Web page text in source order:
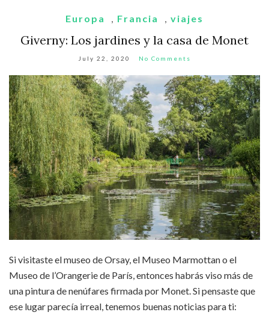
Europa , Francia , viajes
Giverny: Los jardines y la casa de Monet
July 22, 2020 No Comments
Si visitaste el museo de Orsay, el Museo Marmottan o el
Museo de l’Orangerie de París, entonces habrás viso más de
una pintura de nenúfares firmada por Monet. Si pensaste que
ese lugar parecía irreal, tenemos buenas noticias para ti: